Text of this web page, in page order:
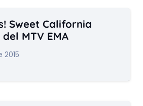
Sweet California
MTV EMA
2015